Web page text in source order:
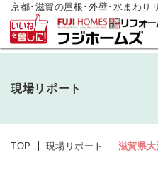
京都･滋賀の屋根･外壁･水まわり
営業時間:9:00
現場リポート
TOP 現場リポート 滋賀県